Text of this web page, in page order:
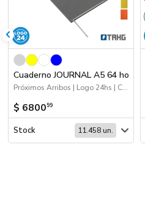
Cuaderno JOURNAL A5 64 hojas
Próximos Arribos | Logo 24hs | Cuadernos
$ 680099
Stock 11.458 un.